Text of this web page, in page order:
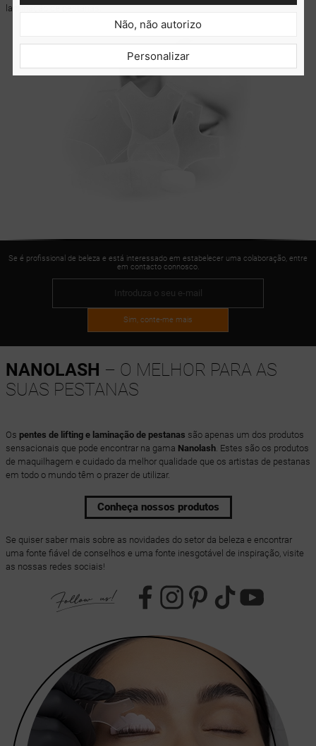
laminação de pestanas.
Se é profissional de beleza e está interessado em estabelecer uma colaboração, entre
em contacto connosco.
Sim, conte-me mais
NANOLASH – O MELHOR PARA AS
SUAS PESTANAS
Os pentes de lifting e laminação de pestanas são apenas um dos produtos
sensacionais que pode encontrar na gama Nanolash. Estes são os produtos
de maquilhagem e cuidado da melhor qualidade que os artistas de pestanas
em todo o mundo têm o prazer de utilizar.
Conheça nossos produtos
Se quiser saber mais sobre as novidades do setor da beleza e encontrar
uma fonte fiável de conselhos e uma fonte inesgotável de inspiração, visite
as nossas redes sociais!
Não, não autorizo
Personalizar